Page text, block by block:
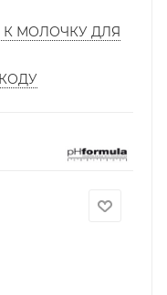
К МОЛОЧКУ ДЛЯ